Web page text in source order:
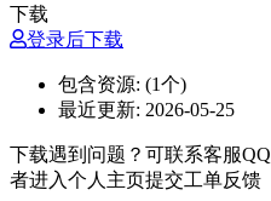
下载
登录后下载
包含资源: (1个)
最近更新: 2026-05-25
下载遇到问题？可联系客服
者进入个人主页提交工单反馈